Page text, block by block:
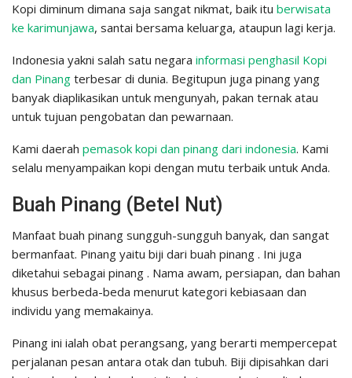
Kopi diminum dimana saja sangat nikmat, baik itu berwisata
ke karimunjawa, santai bersama keluarga, ataupun lagi kerja.
Indonesia yakni salah satu negara informasi penghasil Kopi
dan Pinang terbesar di dunia. Begitupun juga pinang yang
banyak diaplikasikan untuk mengunyah, pakan ternak atau
untuk tujuan pengobatan dan pewarnaan.
Kami daerah pemasok kopi dan pinang dari indonesia. Kami
selalu menyampaikan kopi dengan mutu terbaik untuk Anda.
Buah Pinang (Betel Nut)
Manfaat buah pinang sungguh-sungguh banyak, dan sangat
bermanfaat. Pinang yaitu biji dari buah pinang . Ini juga
diketahui sebagai pinang . Nama awam, persiapan, dan bahan
khusus berbeda-beda menurut kategori kebiasaan dan
individu yang memakainya.
Pinang ini ialah obat perangsang, yang berarti mempercepat
perjalanan pesan antara otak dan tubuh. Biji dipisahkan dari